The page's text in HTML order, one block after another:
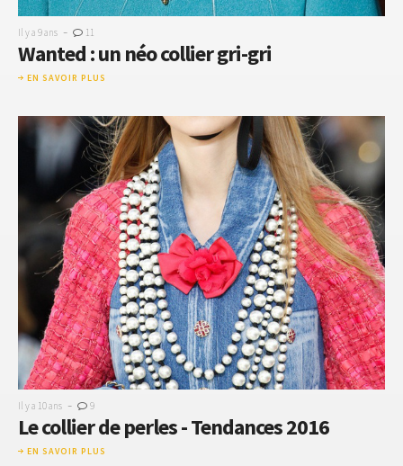
Il y a 9 ans - 11
Wanted : un néo collier gri-gri
EN SAVOIR PLUS
Il y a 10 ans - 9
Le collier de perles - Tendances 2016
EN SAVOIR PLUS